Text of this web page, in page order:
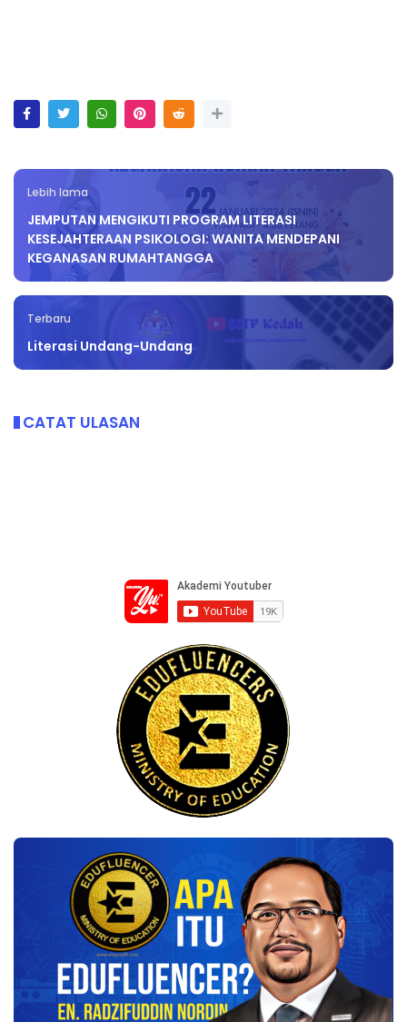
Lebih lama
JEMPUTAN MENGIKUTI PROGRAM LITERASI
KESEJAHTERAAN PSIKOLOGI: WANITA MENDEPANI
KEGANASAN RUMAHTANGGA
Terbaru
Literasi Undang-Undang
CATAT ULASAN